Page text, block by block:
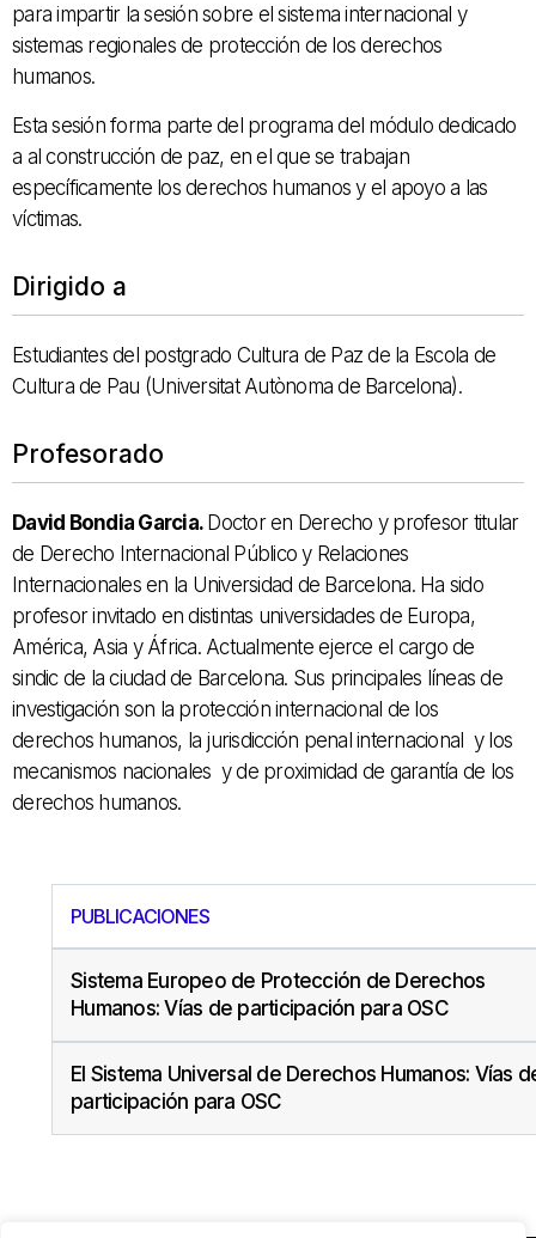
para impartir la sesión sobre el sistema internacional y
sistemas regionales de protección de los derechos
humanos.
Esta sesión forma parte del programa del módulo dedicado
a al construcción de paz, en el que se trabajan
específicamente los derechos humanos y el apoyo a las
víctimas.
Dirigido a
Estudiantes del postgrado Cultura de Paz de la Escola de
Cultura de Pau (Universitat Autònoma de Barcelona).
Profesorado
David Bondia Garcia. Doctor en Derecho y profesor titular
de Derecho Internacional Público y Relaciones
Internacionales en la Universidad de Barcelona. Ha sido
profesor invitado en distintas universidades de Europa,
América, Asia y África. Actualmente ejerce el cargo de
sindic de la ciudad de Barcelona. Sus principales líneas de
investigación son la protección internacional de los
derechos humanos, la jurisdicción penal internacional y los
mecanismos nacionales y de proximidad de garantía de los
derechos humanos.
PUBLICACIONES
Sistema Europeo de Protección de Derechos
Humanos: Vías de participación para OSC
El Sistema Universal de Derechos Humanos: Vías
participación para OSC